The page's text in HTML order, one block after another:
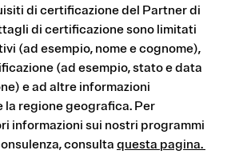
di certificazione del Partner di
di certificazione sono limitati
(ad esempio, nome e cognome),
(ad esempio, stato e data
e ad altre informazioni
la regione geografica. Per
informazioni sui nostri programmi
consulta questa pagina.